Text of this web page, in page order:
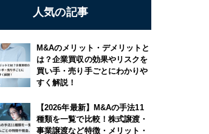
人気の記事
M&Aのメリット・デメリットと
は？企業買収の効果やリスクを
買い手・売り手ごとにわかりや
すく解説！
【2026年最新】M&Aの手法11
種類を一覧で比較！株式譲渡・
事業譲渡など特徴・メリット・